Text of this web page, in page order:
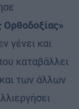
Ορθοδοξίας»
γένει και
καταβάλλει
των άλλων